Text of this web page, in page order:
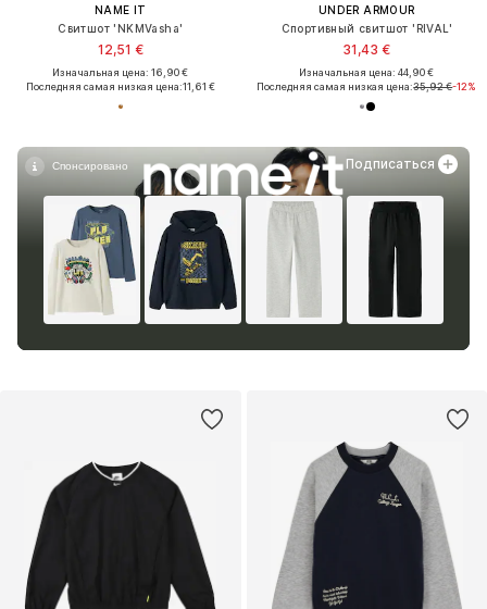
NAME IT
Свитшот 'NKMVasha'
12,51 €
Изначальная цена: 16,90 €
Последняя самая низкая цена:11,61 €
UNDER ARMOUR
Спортивный свитшот 'RIVAL'
31,43 €
Изначальная цена: 44,90 €
Последняя самая низкая цена:35,92 €-12%
Подписаться